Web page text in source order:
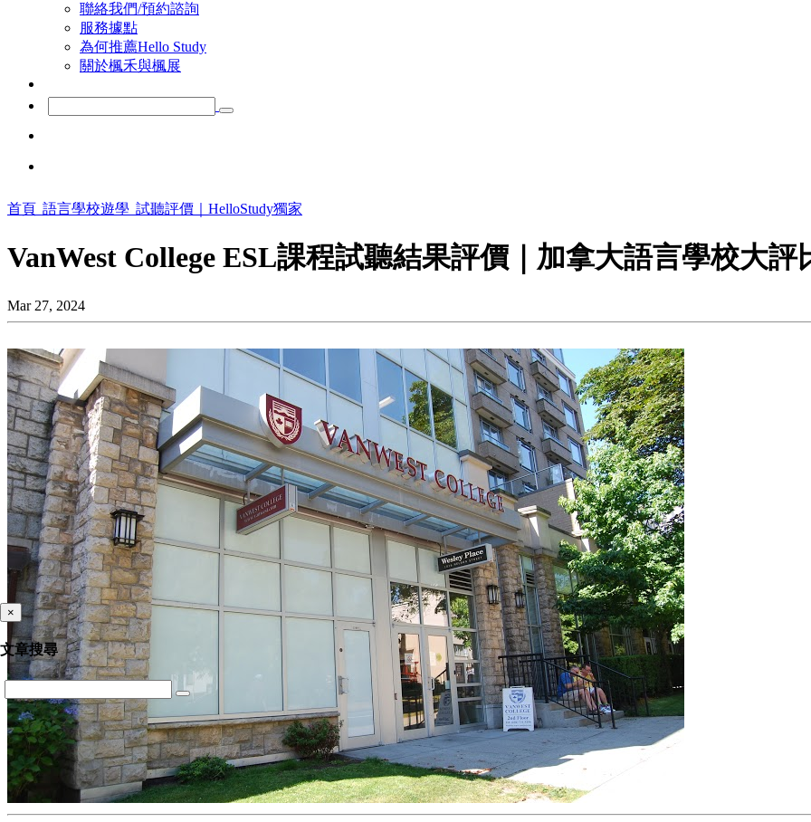
聯絡我們/預約諮詢
服務據點
為何推薦Hello Study
關於楓禾與楓展
首頁 語言學校遊學 試聽評價｜HelloStudy獨家
VanWest College ESL課程試聽結果評價｜加拿大語言學校大
Mar 27, 2024
×
文章搜尋